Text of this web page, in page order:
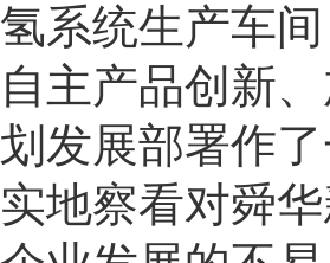
氢系统生产车
自主产品创新、
划发展部署作
实地察看对舜